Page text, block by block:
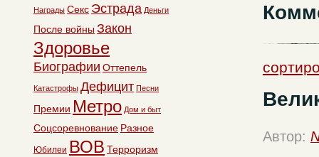
Автор:
Награды Секс Эстрада Деньги
После войны Закон
Здоровье
Биографии Оттепель
Катастрофы Дефицит Песни
Премии Метро Дом и быт
Соцсоревнование Разное
Юбилеи ВОВ Терроризм